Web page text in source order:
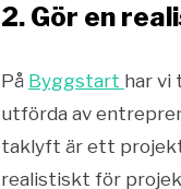
2. Gör en
På Byggstart har vi
utförda av
taklyft är ett
realistiskt för